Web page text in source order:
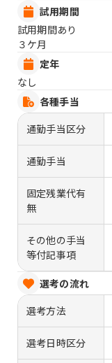
試用期間
試用期間あり
３ケ月
定年
なし
各種手当
通勤手当区分
通勤手当
固定残業代有
無
その他の手当
等付記事項
選考の流れ
選考方法
選考日時区分